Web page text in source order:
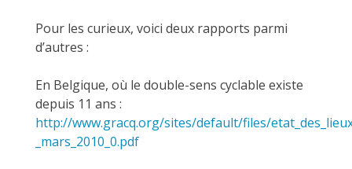
Pour les curieux, voici deux rapports parmi
d’autres :
En Belgique, où le double-sens cyclable existe
depuis 11 ans :
http://www.gracq.org/sites/default/files/
_mars_2010_0.pdf